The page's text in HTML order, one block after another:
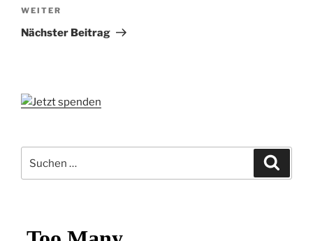
Nächster
Beitrag
WEITER
Nächster Beitrag
nach: